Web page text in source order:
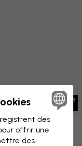
Enregistrer
des
offrir une
des